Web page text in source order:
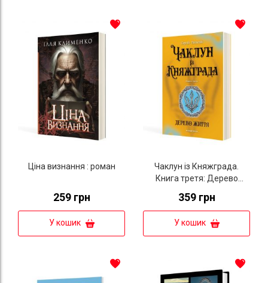
Ціна визнання : роман
259 грн
У кошик
Чаклун із Княжграда.
Книга третя: Дерево
359 грн
У кошик